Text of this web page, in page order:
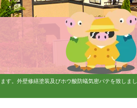
す。外壁修繕塗装及びホウ酸防蟻気密パテを致しまし